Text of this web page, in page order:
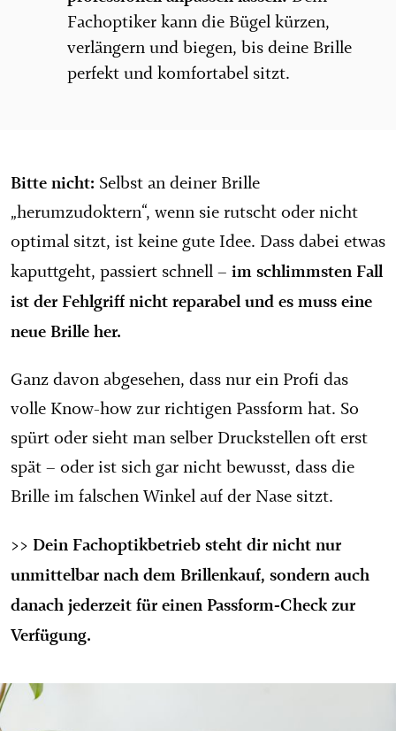
Fachoptiker kann die Bügel kürzen,
verlängern und biegen, bis deine Brille
perfekt und komfortabel sitzt.
Bitte nicht: Selbst an deiner Brille
„herumzudoktern“, wenn sie rutscht oder nicht
optimal sitzt, ist keine gute Idee. Dass dabei etwas
kaputtgeht, passiert schnell – im schlimmsten Fall
ist der Fehlgriff nicht reparabel und es muss eine
neue Brille her.
Ganz davon abgesehen, dass nur ein Profi das
volle Know-how zur richtigen Passform hat. So
spürt oder sieht man selber Druckstellen oft erst
spät – oder ist sich gar nicht bewusst, dass die
Brille im falschen Winkel auf der Nase sitzt.
>> Dein Fachoptikbetrieb steht dir nicht nur
unmittelbar nach dem Brillenkauf, sondern auch
danach jederzeit für einen Passform-Check zur
Verfügung.